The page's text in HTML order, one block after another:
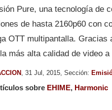
Pure, una tecnología de
de hasta 2160p60 con
OTT multipantalla. Gracias
más alta calidad de video
, 31 Jul, 2015, Sección:
sobre EHIME, Harmonic